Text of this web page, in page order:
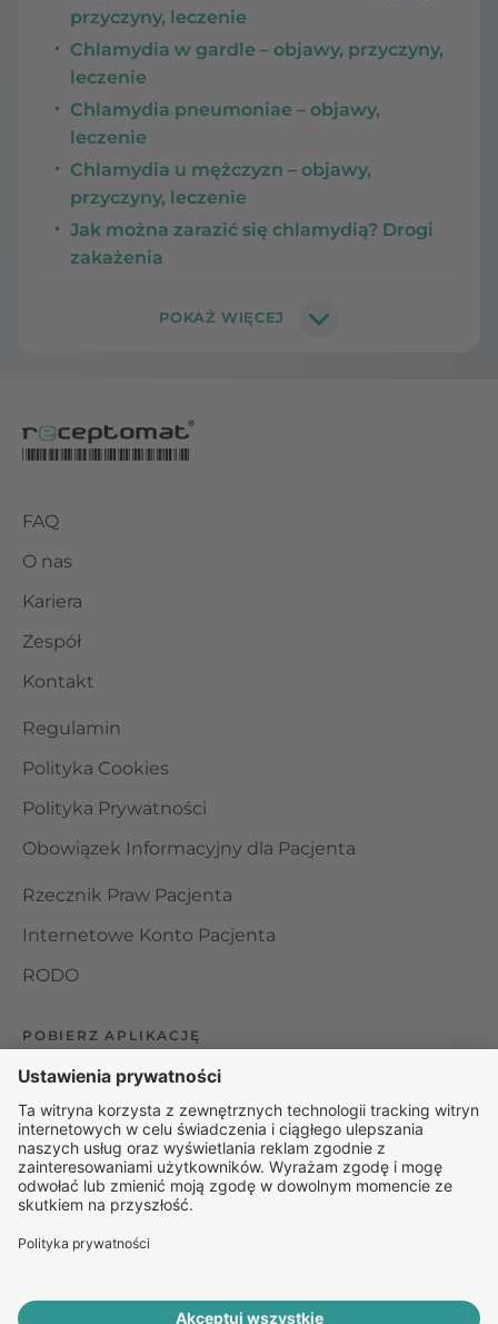
przyczyny, leczenie
Chlamydia w gardle – objawy, przyczyny,
leczenie
Chlamydia pneumoniae – objawy,
leczenie
Chlamydia u mężczyzn – objawy,
przyczyny, leczenie
Jak można zarazić się chlamydią? Drogi
zakażenia
FAQ
O nas
Kariera
Zespół
Kontakt
Regulamin
Polityka Cookies
Polityka Prywatności
Obowiązek Informacyjny dla Pacjenta
Rzecznik Praw Pacjenta
Internetowe Konto Pacjenta
RODO
POBIERZ APLIKACJĘ
Organizator udzielania świadczeń telemedycznych jest
podmiotem leczniczym w rozumieniu ustawy z dnia 15
kwietnia 2011 roku o działalności leczniczej, wpisanym do
rejestru podmiotów wykonujących działalność leczniczą pod
numerem: 000000229172.